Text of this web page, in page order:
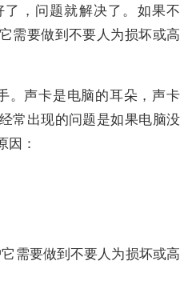
，问题就解决了。如果不
需要做到不要人为损坏或高
。声卡是电脑的耳朵，声卡
常出现的问题是如果电脑没
因：
需要做到不要人为损坏或高